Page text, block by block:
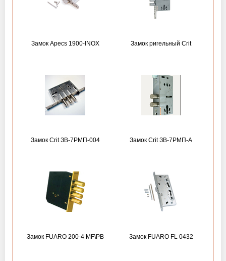
Замок Apecs 1900-INOX Замок ригельный Crit
Замок Crit ЗВ-7РМП-004 Замок Crit ЗВ-7РМП-А
Замок FUARO 200-4 MF\РВ Замок FUARO FL 0432